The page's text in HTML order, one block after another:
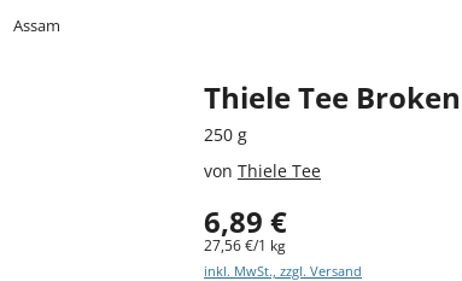
Assam
Thiele Tee
250 g
von Thiele Tee
6,89 €
27,56 €/1 kg
inkl. MwSt., zzgl. Versand